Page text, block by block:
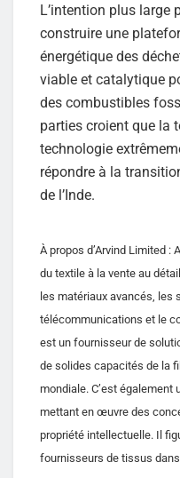
L’intention plus large
construire une
énergétique des
viable et catalytique
des combustibles
parties croient que la
technologie
répondre à la
de l’Inde.
À propos d’Arvind Limited
du textile à la vente au
les matériaux avancés, les
télécommunications et le
est un fournisseur de
de solides capacités de la
mondiale. C’est
mettant en œuvre des
propriété intellectuelle. Il
fournisseurs de tissus